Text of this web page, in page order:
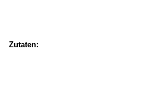
Zutaten: